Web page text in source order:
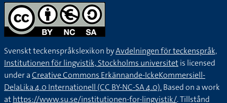
Svenskt teckenspråkslexikon byAvdelningen för teckenspråk,
Institutionen för lingvistik, Stockholms universitetis licensed
under aCreative Commons Erkännande-IckeKommersiell-
DelaLika 4.0 Internationell (CC BY-NC-SA 4.0).Based on a work
athttps://www.su.se/institutionen-for-lingvistik/. Tillstånd